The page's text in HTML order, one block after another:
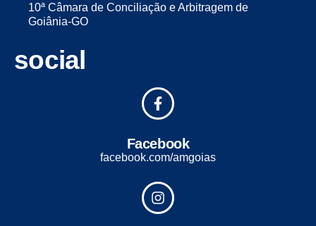
10ª Câmara de Conciliação e Arbitragem de
Goiânia-GO
social
Facebook
facebook.com/amgoias